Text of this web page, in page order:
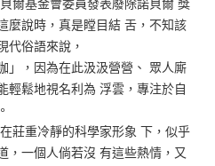
爾基金會委員發表廢除諾貝爾 獎
麼說時，真是瞠目結 舌，不知該
代俗語來說，
」，因為在此汲汲營營、 眾人廝
輕鬆地視名利為 浮雲，專注於自
重冷靜的科學家形象 下，似乎
，一個人倘若沒 有這些熱情，又